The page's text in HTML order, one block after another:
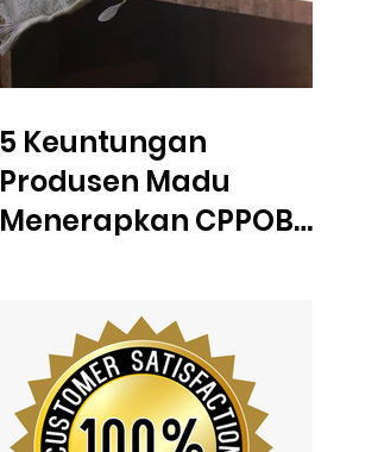
5 Keuntungan
Produsen Madu
Menerapkan CPPOB